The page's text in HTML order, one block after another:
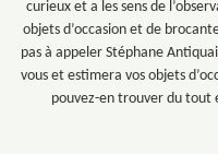
curieux et a les sens de
objets d’occasion et de
pas à appeler Stéphane
vous et estimera vos objets
pouvez-en trouver du tout